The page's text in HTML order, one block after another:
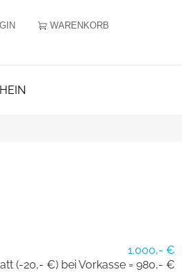
WARENKORB
1.000,- €
(-20,- €) bei Vorkasse = 980,- €